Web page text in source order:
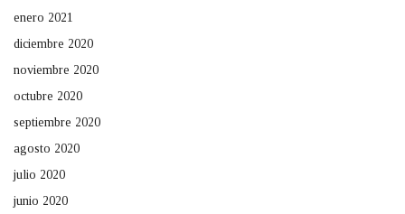
enero 2021
diciembre 2020
noviembre 2020
octubre 2020
septiembre 2020
agosto 2020
julio 2020
junio 2020